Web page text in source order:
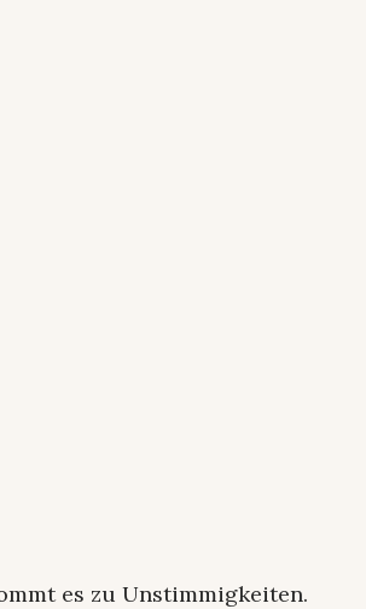
es zu Unstimmigkeiten.